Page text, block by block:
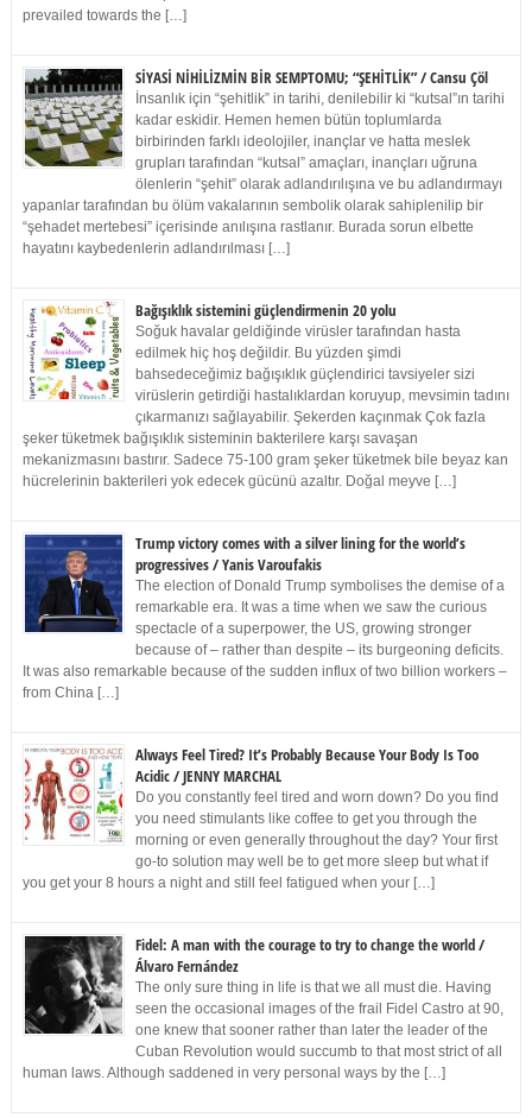
prevailed towards the […]
SİYASİ NİHİLİZMİN BİR SEMPTOMU; “ŞEHİTLİK” / Cansu Çöl
İnsanlık için “şehitlik” in tarihi, denilebilir ki “kutsal”ın tarihi
kadar eskidir. Hemen hemen bütün toplumlarda
birbirinden farklı ideolojiler, inançlar ve hatta meslek
grupları tarafından “kutsal” amaçları, inançları uğruna
ölenlerin “şehit” olarak adlandırılışına ve bu adlandırmayı
yapanlar tarafından bu ölüm vakalarının sembolik olarak sahiplenilip bir
“şehadet mertebesi” içerisinde anılışına rastlanır. Burada sorun elbette
hayatını kaybedenlerin adlandırılması […]
Bağışıklık sistemini güçlendirmenin 20 yolu
Soğuk havalar geldiğinde virüsler tarafından hasta
edilmek hiç hoş değildir. Bu yüzden şimdi
bahsedeceğimiz bağışıklık güçlendirici tavsiyeler sizi
virüslerin getirdiği hastalıklardan koruyup, mevsimin tadını
çıkarmanızı sağlayabilir. Şekerden kaçınmak Çok fazla
şeker tüketmek bağışıklık sisteminin bakterilere karşı savaşan
mekanizmasını bastırır. Sadece 75-100 gram şeker tüketmek bile beyaz kan
hücrelerinin bakterileri yok edecek gücünü azaltır. Doğal meyve […]
Trump victory comes with a silver lining for the world’s
progressives / Yanis Varoufakis
The election of Donald Trump symbolises the demise of a
remarkable era. It was a time when we saw the curious
spectacle of a superpower, the US, growing stronger
because of – rather than despite – its burgeoning deficits.
It was also remarkable because of the sudden influx of two billion workers –
from China […]
Always Feel Tired? It’s Probably Because Your Body Is Too
Acidic / JENNY MARCHAL
Do you constantly feel tired and worn down? Do you find
you need stimulants like coffee to get you through the
morning or even generally throughout the day? Your first
go-to solution may well be to get more sleep but what if
you get your 8 hours a night and still feel fatigued when your […]
Fidel: A man with the courage to try to change the world /
Álvaro Fernández
The only sure thing in life is that we all must die. Having
seen the occasional images of the frail Fidel Castro at 90,
one knew that sooner rather than later the leader of the
Cuban Revolution would succumb to that most strict of all
human laws. Although saddened in very personal ways by the […]